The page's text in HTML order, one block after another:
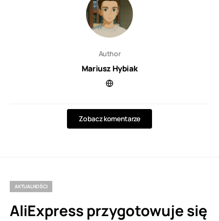
Author
Mariusz Hybiak
Zobacz komentarze
AKTUALNOŚCI
AliExpress przygotowuje się